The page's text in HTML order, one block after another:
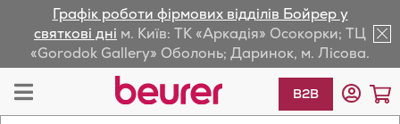
Графік роботи фірмових відділів Бойрер у
святкові дні м. Київ: ТК «Аркадія» Осокорки; ТЦ
«Gorodok Gallery» Оболонь; Даринок, м. Лісова.
Toggle
Nav
B2B